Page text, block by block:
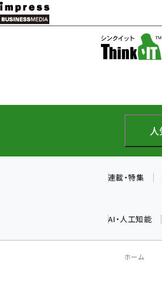
メ
イ
テ
に
連載・特集
AI・人工知能
ホーム